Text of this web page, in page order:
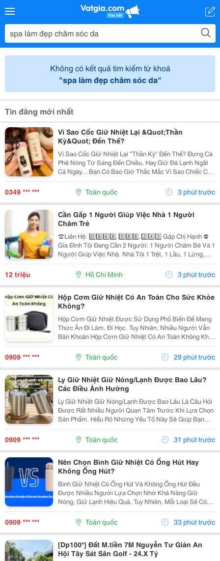
Không có kết quả tìm kiếm từ khoá
"spa làm đẹp chăm sóc da"
Tin đăng mới nhất
Vì Sao Cốc Giữ Nhiệt Lại &Quot;Thần
Kỳ&Quot; Đến Thế?
Vì Sao Cốc Giữ Nhiệt Lại "Thần Kỳ" Đến Thế? Đựng Cà
Phê Nóng Từ Sáng Đến Chiều, Hay Giữ Đá Lạnh Ngắt
Cả Ngày... Bạn Có Bao Giờ Thắc Mắc Vì Sao Chiếc Cốc
Nhỏ Gọn Này Lại Giữ Nhiệt Siêu Đỉnh Suốt Nhiều Giờ
Liền? Thực Ra, Cốc Giữ Nhiệt Không Tự Tạo...
0349 *** *** Toàn quốc 3 phút trước
Cần Gấp 1 Người Giúp Việc Nhà 1 Người
Chăm Trẻ
☎️Liên Hệ: 0️⃣8️⃣6️⃣8️⃣.0️⃣8️⃣8️⃣.2️⃣4️⃣3️⃣ Gặp Chị Hạnh ⛔
Gia Đình Tôi Đang Cần 2 Người: 1 Người Chăm Bé Và 1
Người Giúp Việc Nhà. Nhà Tôi 1 Trệt, 1 Lầu, 1 Lửng,
Nhà Có 2 Vợ Chồng Và 2 Con. 1 Đứa Hơn 6 Tháng 1
Đứa 5 Tuổi Đã Đi Học Chiều Tối Mới Về....
12 triệu Hồ Chí Minh 3 phút trước
Hộp Cơm Giữ Nhiệt Có An Toàn Cho Sức Khỏe
Không?
Hộp Cơm Giữ Nhiệt Được Sử Dụng Phổ Biến Để Mang
Thức Ăn Đi Làm, Đi Học. Tuy Nhiên, Nhiều Người Vẫn
Băn Khoăn Hộp Cơm Giữ Nhiệt Có An Toàn Không Khi
Dùng Thường Xuyên. Cùng Tìm Hiểu Những Yếu Tố
Cần Lưu Ý Trước Khi Lựa Chọn Nhé! 1. Độ An Toàn
0909 *** *** Toàn quốc 29 phút trước
Ly Giữ Nhiệt Giữ Nóng/Lạnh Được Bao Lâu?
Các Điều Ảnh Hưởng
Ly Giữ Nhiệt Giữ Nóng/Lạnh Được Bao Lâu Là Câu Hỏi
Được Rất Nhiều Người Quan Tâm Trước Khi Lựa Chọn
Sản Phẩm. Hiểu Rõ Những Yếu Tố Này Sẽ Giúp Bạn
Chọn Được Chiếc Ly Phù Hợp Với Nhu Cầu Hằng Ngày
Và Sử Dụng Hiệu Quả Hơn. Hãy Cùng Cozycup Tìm
Hiểu Chi...
0909 *** *** Toàn quốc 31 phút trước
Nên Chọn Bình Giữ Nhiệt Có Ống Hút Hay
Không Ống Hút?
Bình Giữ Nhiệt Có Ống Hút Và Không Ống Hút Đều
Được Nhiều Người Lựa Chọn Nhờ Khả Năng Giữ
Nóng, Giữ Lạnh Hiệu Quả. Tuy Nhiên, Mỗi Loại Sẽ Có
Ưu Điểm Riêng Về Thiết Kế, Cách Sử Dụng Và Đối
Tượng Phù Hợp. Nếu Bạn Đang Băn Khoăn So Sánh
Bình Giữ Nhiệt...
0909 *** *** Toàn quốc 33 phút trước
[Dp100*] Đất M.tiền 7M Nguyễn Tư Giản An
Hội Tây Sát Sân Golf - 24.X Tỷ